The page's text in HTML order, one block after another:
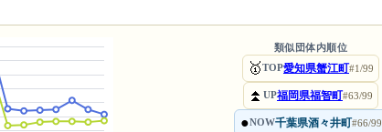
類似団体内順位
🥇TOP愛知県蟹江町#1/99
⏫ UP福岡県福智町#63/99
●NOW千葉県酒々井町#66/99